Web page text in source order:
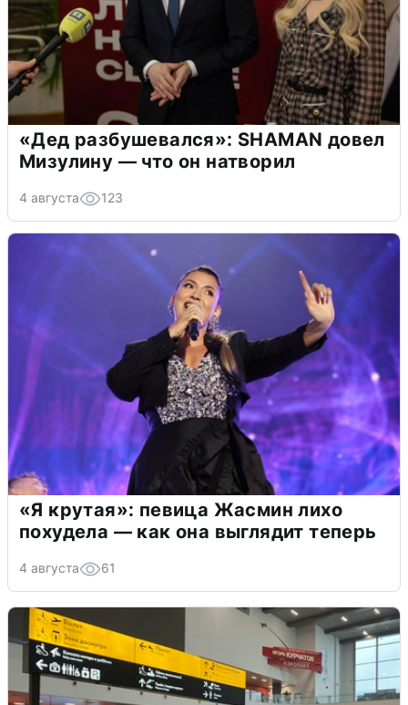
«Дед разбушевался»: SHAMAN довел
Мизулину — что он натворил
4 августа 123
«Я крутая»: певица Жасмин лихо
похудела — как она выглядит теперь
4 августа 61